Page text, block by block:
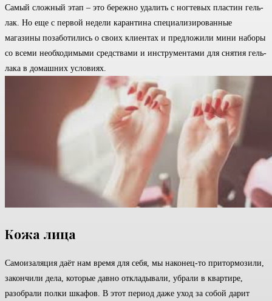
Самый сложный этап – это бережно удалить с ногтевых пластин гель-
лак. Но еще с первой недели карантина специализированные
магазины позаботились о своих клиентах и предложили мини наборы
со всеми необходимыми средствами и инструментами для снятия гель-
лака в домашних условиях.
Кожа лица
Самоизаляция даёт нам время для себя, мы наконец-то притормозили,
закончили дела, которые давно откладывали, убрали в квартире,
разобрали полки шкафов. В этот период даже уход за собой дарит